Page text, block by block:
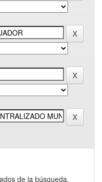
de la búsqueda.